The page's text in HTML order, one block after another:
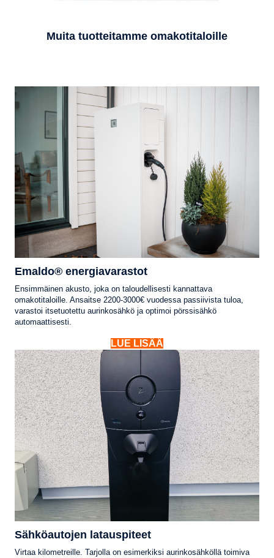
Muita tuotteitamme omakotitaloille
Emaldo® energiavarastot
Ensimmäinen akusto, joka on taloudellisesti kannattava
omakotitaloille. Ansaitse 2200-3000€ vuodessa passiivista tuloa,
varastoi itsetuotettu aurinkosähkö ja optimoi pörssisähkö
automaattisesti.
LUE LISÄÄ
Sähköautojen latauspiteet
Virtaa kilometreille. Tarjolla on esimerkiksi aurinkosähköllä toimiva